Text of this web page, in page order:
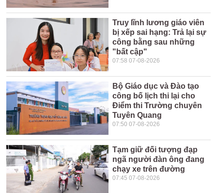
Truy lĩnh lương giáo viên
bị xếp sai hạng: Trả lại sự
công bằng sau những
"bất cập"
07:58 07-08-2026
Bộ Giáo dục và Đào tạo
công bố lịch thi lại cho
Điểm thi Trường chuyên
Tuyên Quang
07:50 07-08-2026
Tạm giữ đối tượng đạp
ngã người đàn ông đang
chạy xe trên đường
07:45 07-08-2026